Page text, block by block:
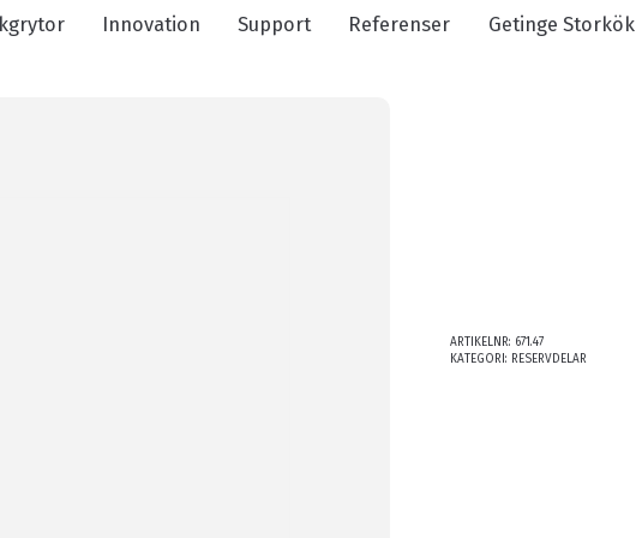
Innovation Support Referenser Getinge Storkök
ARTIKELNR: 671.47
KATEGORI: RESERVDELAR